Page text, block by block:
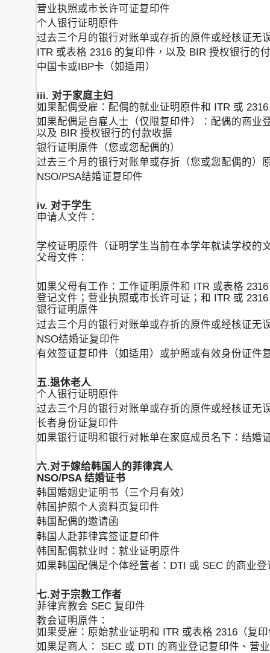
营业执照或市长许可证复印件
个人银行证明原件
过去三个月的银行对账单或存折的原件或经核证无
ITR 或表格 2316 的复印件，以及 BIR 授权银行的
中国卡或IBP卡（如适用）
iii. 对于家庭主妇
如果配偶受雇：配偶的就业证明原件和 ITR 或
如果配偶是自雇人士（仅限复印件）：配偶的商业
以及 BIR 授权银行的付款收据
银行证明原件（您或您配偶的）
过去三个月的银行对账单或存折（您或您配偶的）
NSO/PSA结婚证复印件
iv. 对于学生
申请人文件：
学校证明原件（证明学生当前在本学年就读学校的
父母文件：
如果父母有工作：工作证明原件和 ITR 或表格
登记文件；营业执照或市长许可证；和 ITR 或
银行证明原件
过去三个月的银行对账单或存折的原件或经核证无
NSO结婚证复印件
有效签证复印件（如适用）或护照或有效身份证件
五.退休老人
个人银行证明原件
过去三个月的银行对账单或存折的原件或经核证无
长者身份证复印件
如果银行证明和银行对帐单在家庭成员名下：结婚
六.对于嫁给韩国人的菲律宾人
NSO/PSA 结婚证书
韩国婚姻史证明书（三个月有效）
韩国护照个人资料页复印件
韩国配偶的邀请函
韩国人赴菲律宾签证复印件
韩国配偶就业时：就业证明原件
如果韩国配偶是个体经营者：DTI 或 SEC 的商业登
七.对于宗教工作者
菲律宾教会 SEC 复印件
教会证明原件：
如果受雇：原始就业证明和 ITR 或表格 2316（复
如果是商人： SEC 或 DTI 的商业登记复印件、营